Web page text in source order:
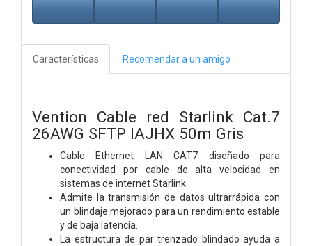
Características Recomendar a un amigo
Vention Cable red Starlink Cat.7
26AWG SFTP IAJHX 50m Gris
Cable Ethernet LAN CAT7 diseñado para
conectividad por cable de alta velocidad en
sistemas de internet Starlink.
Admite la transmisión de datos ultrarrápida con
un blindaje mejorado para un rendimiento estable
y de baja latencia.
La estructura de par trenzado blindado ayuda a